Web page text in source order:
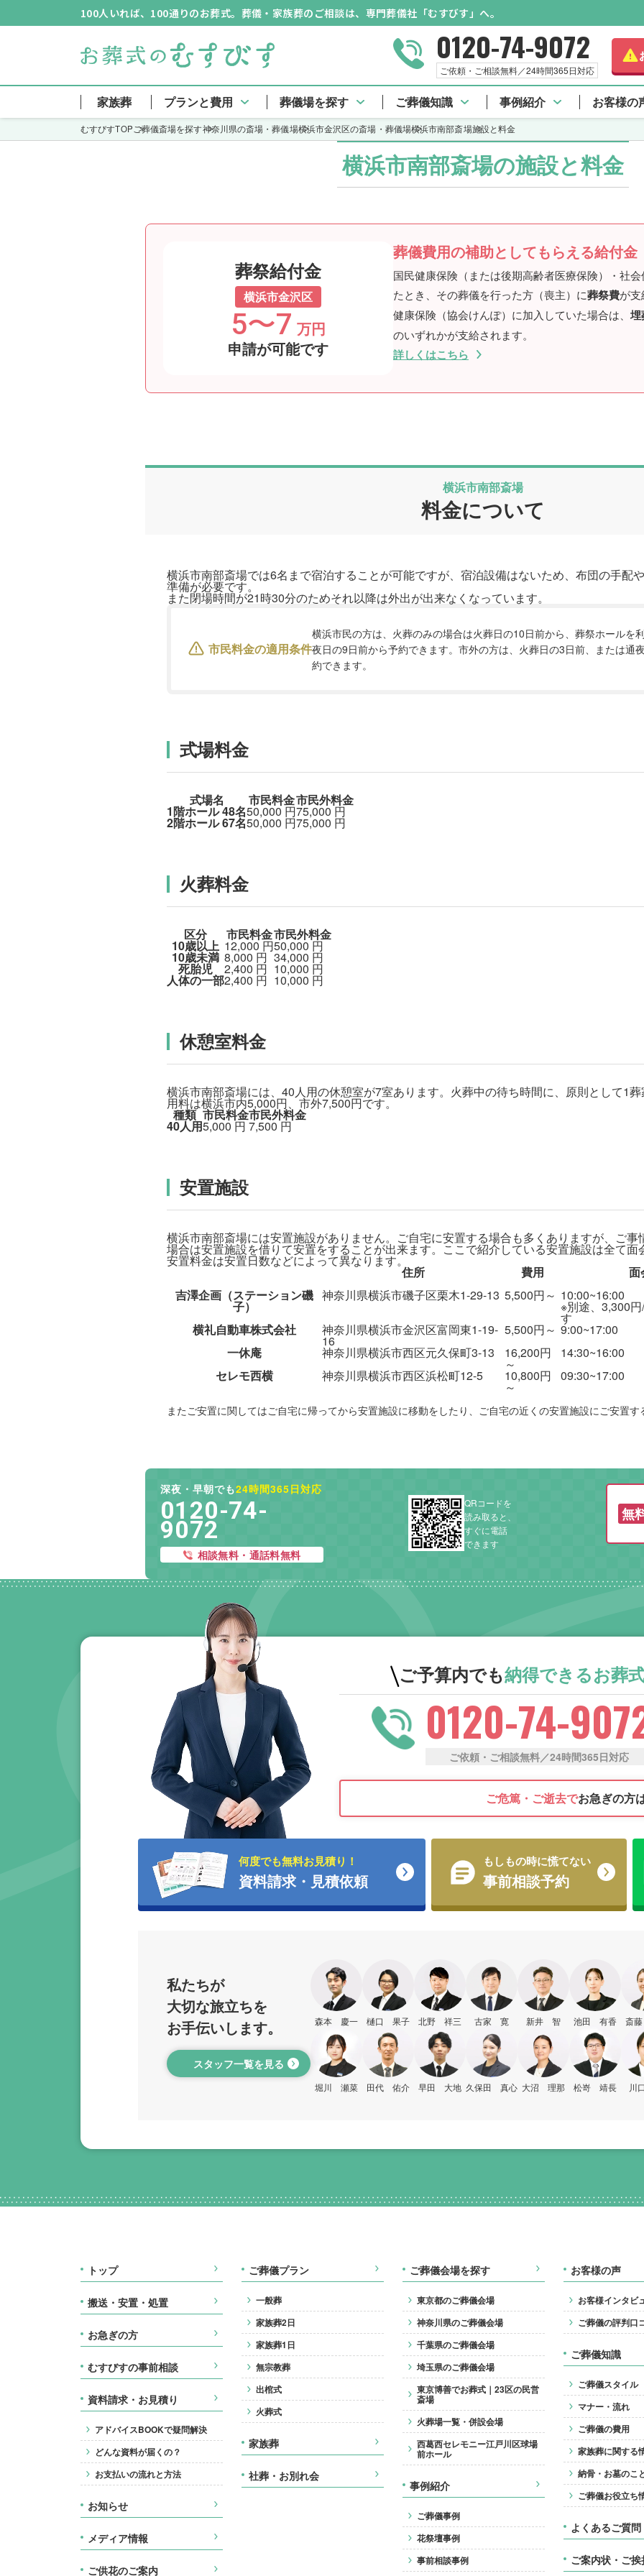
100人いれば、100通りのお葬式。葬儀・家族葬のご相談は、専門葬儀社「むすびす」へ。
0120-74-9072
ご依頼・ご相談無料／24時間365日対応
家族葬 プランと費用 葬儀場を探す ご葬儀知識 事例紹介 お客様の
むすびすTOPご葬儀斎場を探す神奈川県の斎場・葬儀場横浜市金沢区の斎場・葬儀場横浜市南部斎場施設と料金
横浜市南部斎場の施設と料金
葬祭給付金
横浜市金沢区
5〜7 万円
申請が可能です
葬儀費用の補助としてもらえる給付金
国民健康保険（または後期高齢者医療保険）・社
たとき、その葬儀を行った方（喪主）に葬祭費が支
健康保険（協会けんぽ）に加入していた場合は、埋
のいずれかが支給されます。
詳しくはこちら
横浜市南部斎場
料金について
横浜市南部斎場では6名まで宿泊することが可能ですが、宿泊設備はないため、布団の手配
準備が必要です。
また閉場時間が21時30分のためそれ以降は外出が出来なくなっています。
市民料金の適用条件
横浜市民の方は、火葬のみの場合は火葬日の10日前から、葬祭ホールを
夜日の9日前から予約できます。市外の方は、火葬日の3日前、または通
約できます。
式場料金
式場名 市民料金市民外料金
1階ホール48名50,000円75,000円
2階ホール67名50,000 円75,000 円
火葬料金
区分 市民料金市民外料金
10歳以上 12,000円50,000円
10歳未満 8,000 円 34,000 円
死胎児 2,400 円 10,000 円
人体の一部2,400 円 10,000 円
休憩室料金
横浜市南部斎場には、40人用の休憩室が7室あります。火葬中の待ち時間に、原則として1
用料は横浜市内5,000円、市外7,500円です。
種類 市民料金市民外料金
40人用5,000 円 7,500円
安置施設
横浜市南部斎場には安置施設がありません。ご自宅に安置する場合も多くありますが、ご
場合は安置施設を借りて安置をすることが出来ます。ここで紹介している安置施設は全て面
安置料金は安置日数などによって異なります。
住所 費用 面
吉澤企画（ステーション磯
子）
神奈川県横浜市磯子区栗木1-29-13 5,500円～ 10:00~16:00
※別途、3,300
す
横礼自動車株式会社 神奈川県横浜市金沢区富岡東1-19-
16
5,500円～ 9:00~17:00
一休庵
神奈川県横浜市西区元久保町3-13 16,200円
～
14:30~16:00
セレモ西横
神奈川県横浜市西区浜松町12-5 10,800円
～
09:30~17:00
またご安置に関してはご自宅に帰ってから安置施設に移動をしたり、ご自宅の近くの安置施設にご安置す
深夜・早朝でも24時間365日対応
0120-74-
9072
相談無料・通話料無料
QRコードを
読み取ると、
すぐに電話
できます
無
横浜市南部斎場 TOP 口コミ一覧 施設と料金 アクセス
ご予算内でも納得できるお葬
0120-74-
ご依頼・ご相談無料／24時間365日対応
ご危篤・ご逝去でお急ぎの方
何度でも無料お見積り！
資料請求・ 見積依頼
もしもの時に慌てない
事前相談予約
私たちが
大切な旅立ちを
お手伝いします。
スタッフ一覧を見る
森本 慶一 樋口 果子 北野 祥三 古家 寛 新井 智 池田 有香 斎
堀川 瀬菜 田代 佑介 早田 大地 久保田 真心 大沼 理那 松嵜 靖長 川
トップ
搬送・安置・処置
お急ぎの方
むすびすの事前相談
資料請求・お見積り
アドバイスBOOKで疑問解決
どんな資料が届くの？
お支払いの流れと方法
お知らせ
メディア情報
ご供花のご案内
ご葬儀プラン
一般葬
家族葬2日
家族葬1日
無宗教葬
出棺式
火葬式
家族葬
社葬・お別れ会
ご葬儀会場を探す
東京都のご葬儀会場
神奈川県のご葬儀会場
千葉県のご葬儀会場
埼玉県のご葬儀会場
東京博善でお葬式｜23区の民営
斎場
火葬場一覧・併設会場
西葛西セレモニー江戸川区球場
前ホール
事例紹介
ご葬儀事例
花祭壇事例
事前相談事例
お客様の声
お客様インタビ
ご葬儀の評判口
ご葬儀知識
ご葬儀スタイル
マナー・流れ
ご葬儀の費用
家族葬に関する
納骨・お墓のこ
ご葬儀お役立ち
よくあるご質問
ご案内状・ご